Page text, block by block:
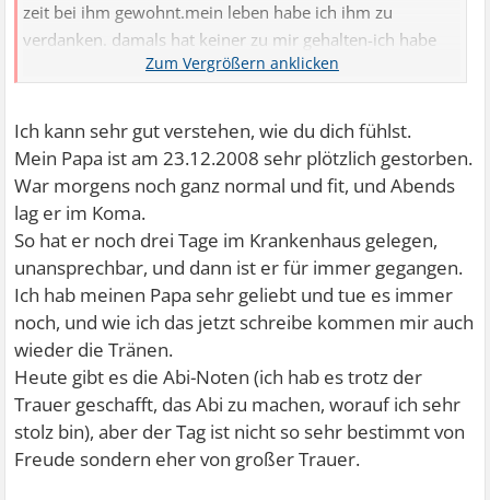
zeit bei ihm gewohnt.mein leben habe ich ihm zu
verdanken. damals hat keiner zu mir gehalten-ich habe
nur mist gebaut- bin vom gymnasium geflogen- wegen
ladendiebstahl. das jugendamt wollte mich meinen eltern
wegnehmen-weil ich auf die schiefe bahn geraten bin. er
hat in dieser situation zu mir gehalten,mich
aufgenommen,ohne mir vorwürfe zu machen.und durch
ihn habe ich den ergeiz wieder bekommen-habe nen
realabschludss von 1,5 gemacht und jetzt das abitur mit
1,9 bestanden.ohne ihn wäre ich in der gosse gelandet.ich
hätte mich damals ohne ihn nicht afrappeln können. ich
bin ihm für alles sehr sehr dankbar und deswegen liebe
ich ihn auch so sehr und es tut soooo weh.
Ich kann sehr gut verstehen, wie du dich fühlst.
Mein Papa ist am 23.12.2008 sehr plötzlich gestorben.
War morgens noch ganz normal und fit, und Abends
lag er im Koma.
So hat er noch drei Tage im Krankenhaus gelegen,
unansprechbar, und dann ist er für immer gegangen.
Ich hab meinen Papa sehr geliebt und tue es immer
noch, und wie ich das jetzt schreibe kommen mir auch
wieder die Tränen.
Heute gibt es die Abi-Noten (ich hab es trotz der
Trauer geschafft, das Abi zu machen, worauf ich sehr
stolz bin), aber der Tag ist nicht so sehr bestimmt von
Freude sondern eher von großer Trauer.